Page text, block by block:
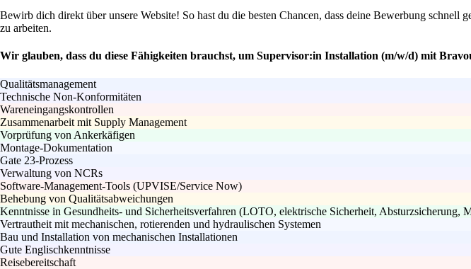
Bewirb dich direkt über unsere Website! So hast du die besten Chancen, dass deine Bewerbung
zu arbeiten.
Wir glauben, dass du diese Fähigkeiten brauchst, um Supervisor:in Installation (m/w/d) mit
Qualitätsmanagement
Technische Non-Konformitäten
Wareneingangskontrollen
Zusammenarbeit mit Supply Management
Vorprüfung von Ankerkäfigen
Montage-Dokumentation
Gate 23-Prozess
Verwaltung von NCRs
Software-Management-Tools (UPVISE/Service Now)
Behebung von Qualitätsabweichungen
Kenntnisse in Gesundheits- und Sicherheitsverfahren (LOTO, elektrische Sicherheit, Absturzsicherung,
Vertrautheit mit mechanischen, rotierenden und hydraulischen Systemen
Bau und Installation von mechanischen Installationen
Gute Englischkenntnisse
Reisebereitschaft